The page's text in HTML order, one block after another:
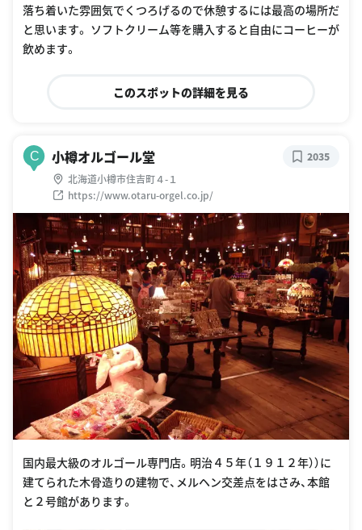
落ち着いた雰囲気でくつろげるので休憩するには最高の場所だ
と思います。 ソフトクリーム等を購入すると自由にコーヒーが
飲めます。
このスポットの詳細を見る
C 小樽オルゴール堂
北海道小樽市住吉町４-１
https://www.otaru-orgel.co.jp/
2035
国内最大級のオルゴール専門店。明治４５年（１９１２年））に
建てられた木骨造りの建物で、メルヘン交差点をはさみ、本館
と２号館があります。